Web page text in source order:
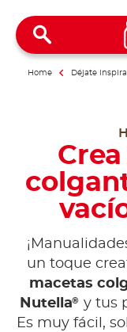
Home Déjate
un toque
macetas
Nutella® y tus
Es muy fácil,